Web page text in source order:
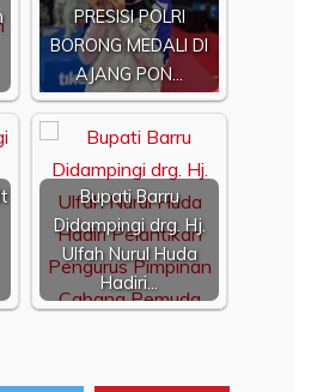
PRESISI POLRI
BORONG MEDALI DI
AJANG PON…
Bupati Barru
Didampingi drg. Hj.
Ulfah Nurul Huda
Hadiri…